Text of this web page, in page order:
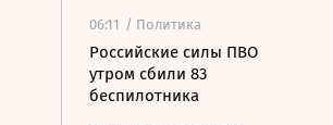
06:11 / Политика
Российские силы ПВО
утром сбили 83
беспилотника